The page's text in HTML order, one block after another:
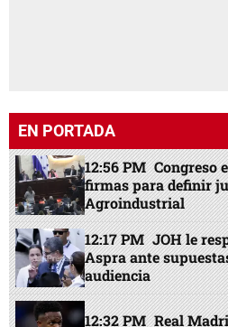
EN PORTADA
12:56 PM Congreso
firmas para definir
Agroindustrial
12:17 PM JOH le
Aspra ante
audiencia
12:32 PM Real